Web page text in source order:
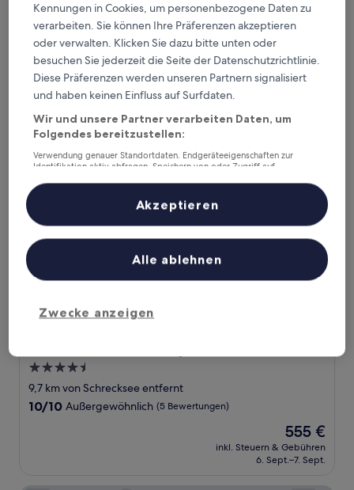
Hotel Weinklause
Hotel Weinklause
3.5-
Sterne-
Unterkunft
14,6 km von Schrecksee entfernt
9.4
von
10,
Außergewöhnlich,
(24
Bewertungen)
9,4/10 Außergewöhnlich (24 Bewertungen)
beträgt
inkl. Steuern & Gebühren
20. Aug.–21. Aug.
4.5-
Sterne-
Unterkunft
9,7 km von Schrecksee entfernt
10.0
10/10 Außergewöhnlich (5 Bewertungen)
Der
Preis
beträgt
555 €
inkl. Steuern & Gebühren
6. Sept.–7. Sept.
Panoramahotel Oberjoch
Kennungen in Cookies, um personenbezogene Daten zu
verarbeiten. Sie können Ihre Präferenzen akzeptieren
oder verwalten. Klicken Sie dazu bitte unten oder
besuchen Sie jederzeit die Seite der Datenschutzrichtlinie.
Diese Präferenzen werden unseren Partnern signalisiert
und haben keinen Einfluss auf Surfdaten.
Wir und unsere Partner verarbeiten Daten, um
Folgendes bereitzustellen:
Verwendung genauer Standortdaten. Endgeräteeigenschaften zur
Identifikation aktiv abfragen. Speichern von oder Zugriff auf
Inhalte, Messung von Werbeleistung und der Performance von Inhalten,
Zielgruppenforschung sowie Entwicklung und Verbesserung von
Liste der Partner (Lieferanten)
Zwecke anzeigen
Alle ablehnen
Akzeptieren